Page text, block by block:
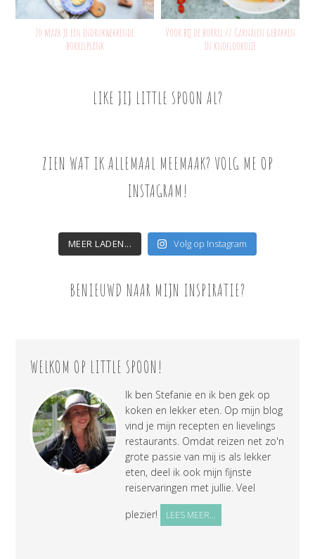
Zo maak je een indrukwekkende
borrelplank
Voor bij de borrel // Garnalen gebakken
in knoflookolie
LIKE JIJ LITTLE SPOON AL?
ZIEN WAT IK ALLEMAAL MEEMAAK? VOLG ME OP
INSTAGRAM!
MEER LADEN... Volg op Instagram
BENIEUWD NAAR MIJN INSPIRATIE?
WELKOM OP LITTLE SPOON!
Ik ben Stefanie en ik ben gek op
koken en lekker eten. Op mijn blog
vind je mijn recepten en lievelings
restaurants. Omdat reizen net zo'n
grote passie van mij is als lekker
eten, deel ik ook mijn fijnste
reiservaringen met jullie. Veel
plezier!
LEES MEER...